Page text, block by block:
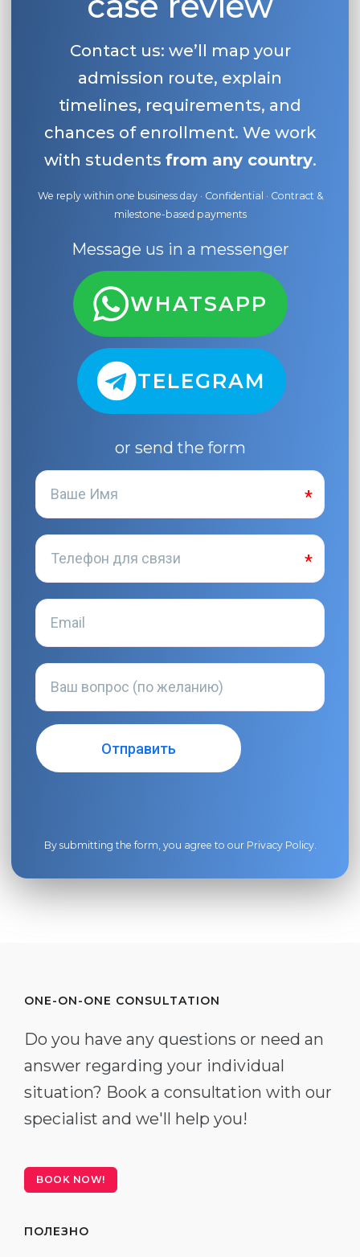
Contact us: we’ll map your
admission route, explain
timelines, requirements, and
chances of enrollment. We work
with students from any country.
We reply within one business day · Confidential · Contract &
milestone-based payments
Message us in a messenger
WHATSAPP
TELEGRAM
or send the form
By submitting the form, you agree to our Privacy Policy.
ONE-ON-ONE CONSULTATION
Do you have any questions or need an
answer regarding your individual
situation? Book a consultation with our
specialist and we'll help you!
BOOK NOW!
ПОЛЕЗНО